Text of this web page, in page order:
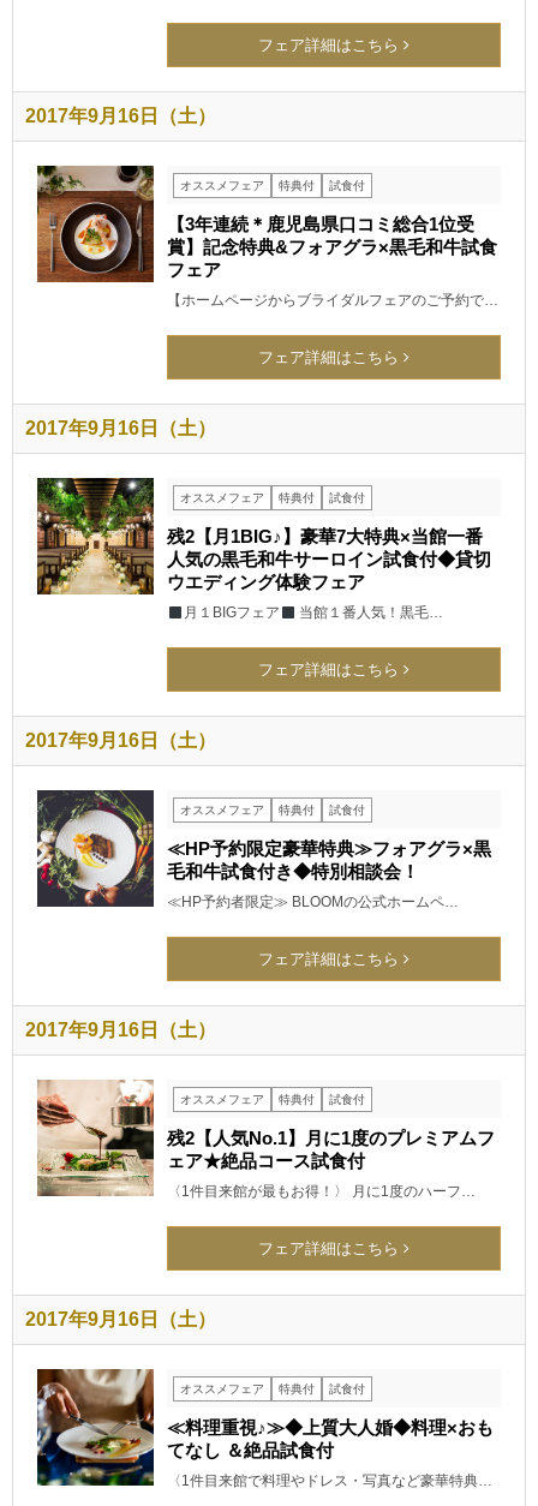
フェア詳細はこちら
2017年9月16日（土）
オススメフェア 特典付 試食付
【3年連続＊鹿児島県口コミ総合1位受
賞】記念特典&フォアグラ×黒毛和牛試食
フェア
【ホームページからブライダルフェアのご予約で…
フェア詳細はこちら
2017年9月16日（土）
オススメフェア 特典付 試食付
残2【月1BIG♪】豪華7大特典×当館一番
人気の黒毛和牛サーロイン試食付◆貸切
ウエディング体験フェア
月１BIGフェア 当館１番人気！黒毛…
フェア詳細はこちら
2017年9月16日（土）
オススメフェア 特典付 試食付
≪HP予約限定豪華特典≫フォアグラ×黒
毛和牛試食付き◆特別相談会！
≪HP予約者限定≫ BLOOMの公式ホームペ…
フェア詳細はこちら
2017年9月16日（土）
オススメフェア 特典付 試食付
残2【人気No.1】月に1度のプレミアムフ
ェア★絶品コース試食付
〈1件目来館が最もお得！〉 月に1度のハーフ…
フェア詳細はこちら
2017年9月16日（土）
オススメフェア 特典付 試食付
≪料理重視♪≫◆上質大人婚◆料理×おも
てなし ＆絶品試食付
〈1件目来館で料理やドレス・写真など豪華特典…